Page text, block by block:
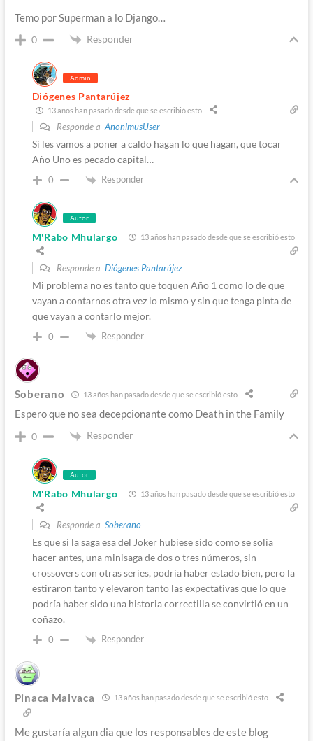
Temo por Superman a lo Django…
0 Responder
Admin
Diógenes Pantarújez
13 años han pasado desde que se escribió esto
Responde a AnonimusUser
Si les vamos a poner a caldo hagan lo que hagan, que tocar
Año Uno es pecado capital…
0 Responder
Autor
M'Rabo Mhulargo 13 años han pasado desde que se escribió esto
Responde a Diógenes Pantarújez
Mi problema no es tanto que toquen Año 1 como lo de que
vayan a contarnos otra vez lo mismo y sin que tenga pinta de
que vayan a contarlo mejor.
0 Responder
Soberano 13 años han pasado desde que se escribió esto
Espero que no sea decepcionante como Death in the Family
0 Responder
Autor
M'Rabo Mhulargo 13 años han pasado desde que se escribió esto
Responde a Soberano
Es que si la saga esa del Joker hubiese sido como se solia
hacer antes, una minisaga de dos o tres números, sin
crossovers con otras series, podria haber estado bien, pero la
estiraron tanto y elevaron tanto las expectativas que lo que
podría haber sido una historia correctilla se convirtió en un
coñazo.
0 Responder
Pinaca Malvaca 13 años han pasado desde que se escribió esto
Me gustaría algun dia que los responsables de este blog